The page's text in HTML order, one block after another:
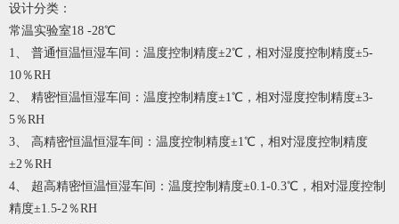
设计分类：
常温实验室18 -28℃
1、 普通恒温恒湿车间：温度控制精度±2℃，相对湿度控制精度±5-
10％RH
2、 精密恒温恒湿车间：温度控制精度±1℃，相对湿度控制精度±3-
5％RH
3、 高精密恒温恒湿车间：温度控制精度±1℃，相对湿度控制精度
±2％RH
4、 超高精密恒温恒湿车间：温度控制精度±0.1-0.3℃，相对湿度控制
精度±1.5-2％RH